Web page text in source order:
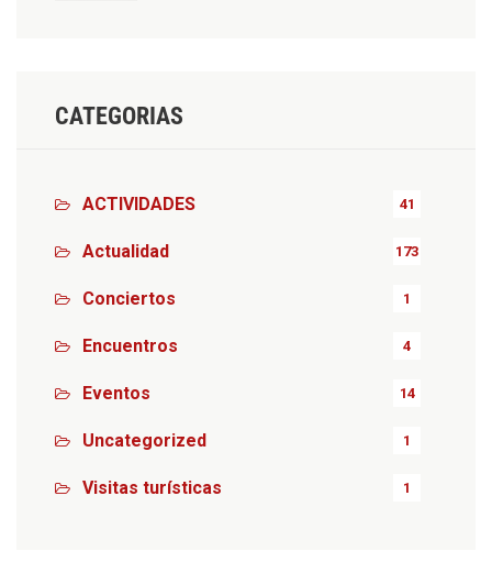
CATEGORIAS
ACTIVIDADES 41
Actualidad 173
Conciertos 1
Encuentros 4
Eventos 14
Uncategorized 1
Visitas turísticas 1